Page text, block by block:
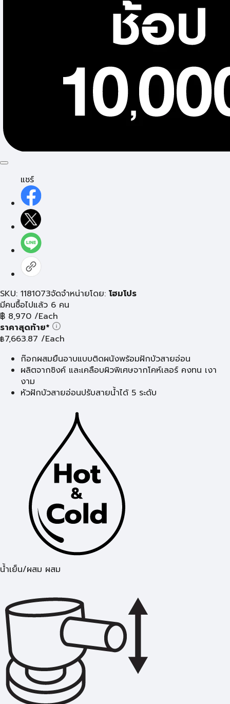
แชร์
SKU: 1181073จัดจำหน่ายโดย: โฮมโปร
มีคนซื้อไปแล้ว 6 คน
฿ 8,970 /Each
ราคาสุดท้าย*
฿7,663.87 /Each
ก๊อกผสมยืนอาบแบบติดผนังพร้อมฝักบัวสายอ่อน
ผลิตจากซิงค์ และเคลือบผิวพิเศษจากโคห์เลอร์ คงทน เงา
งาม
หัวฝักบัวสายอ่อนปรับสายน้ำได้ 5 ระดับ
น้ำเย็น/ผสม ผสม